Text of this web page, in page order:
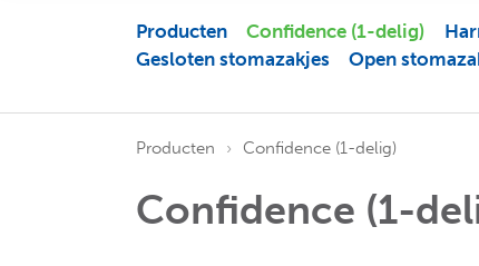
Producten Confidence (1-delig)
Gesloten stomazakjes
Open
Producten Confidence (1-delig)
Confidence (1-